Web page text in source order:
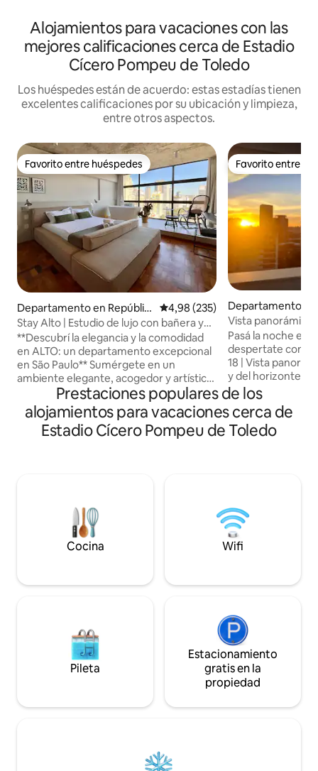
Alojamientos para vacaciones con las
mejores calificaciones cerca de Estadio
Cícero Pompeu de Toledo
Los huéspedes están de acuerdo: estas estadías tienen
excelentes calificaciones por su ubicación y limpieza,
entre otros aspectos.
Favorito entre huéspedes
Favorito entre huéspedes
Departamento en Repúblic
a
Calificación promedio: 4,98 de
4,98 (235)
Stay Alto | Estudio de lujo con bañera y
vistas
**Descubrí la elegancia y la comodidad
en ALTO: un departamento excepcional
en São Paulo** Sumérgete en un
ambiente elegante, acogedor y artístico
en este departamento único diseñado
por el arquitecto Bruno Bianchi. Ubicado
en Mirante do Vale, el edificio más alto
del centro de São Paulo y uno de los más
elementos originales de la construcción
del edificio, con la losa superior expuesta
que revela las técnicas utilizadas en su
construcción. El suelo de parqué original
restaurado, conserva la historia del
combinación perfecta de piezas de
importantes nombres del siglo XX como
Sergio Rodrigues, Athos Bulcão y
Michael Thonet, junto con obras
Cada detalle contribuye a crear un
con todo lo necesario para una estancia
Favorito entre
Favorito entre
Departamento
residencial en
Vista panorámica
Olímpia - Itaim SP
Pasá la noche en
despertate con
18 | Vista
y del horizonte de
privilegiada entre
Habitación
opacas, Internet
aire
buscan
estándares
Prestaciones populares de los
alojamientos para vacaciones cerca de
Estadio Cícero Pompeu de Toledo
Cocina Wifi
Pileta
Estacionamiento
gratis en la
propiedad